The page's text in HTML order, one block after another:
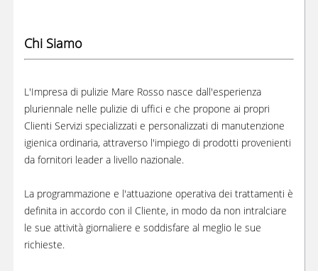
Chi Siamo
L'Impresa di pulizie Mare Rosso nasce dall'esperienza
pluriennale nelle pulizie di uffici e che propone ai propri
Clienti Servizi specializzati e personalizzati di manutenzione
igienica ordinaria, attraverso l'impiego di prodotti provenienti
da fornitori leader a livello nazionale.
La programmazione e l'attuazione operativa dei trattamenti è
definita in accordo con il Cliente, in modo da non intralciare
le sue attività giornaliere e soddisfare al meglio le sue
richieste.